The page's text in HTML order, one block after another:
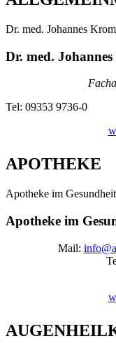
Dr. med. Johannes
Dr. med.
Tel: 09353 9736-0
APOTHEKE
Apotheke im
Apotheke im
Mail: